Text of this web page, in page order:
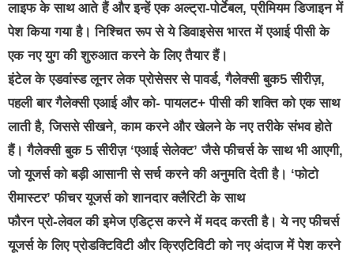
लाइफ के साथ आते हैं और इन्‍हें एक अल्ट्रा-पोर्टेबल, प्रीमियम डिजाइन में
पेश किया गया है। निश्चित रूप से ये डिवाइसेस भारत में एआई पीसी के
एक नए युग की शुरुआत करने के लिए तैयार हैं।
इंटेल के एडवांस्‍ड लूनर लेक प्रोसेसर से पावर्ड, गैलेक्सी बुक5 सीरीज़,
पहली बार गैलेक्सी एआई और को- पायलट+ पीसी की शक्ति को एक साथ
लाती है, जिससे सीखने, काम करने और खेलने के नए तरीके संभव होते
हैं। गैलेक्सी बुक 5 सीरीज़ ‘एआई सेलेक्ट’ जैसे फीचर्स के साथ भी आएगी,
जो यूजर्स को बड़ी आसानी से सर्च करने की अनुमति देती है। ‘फोटो
रीमास्टर’ फीचर यूजर्स को शानदार क्‍लैरिटी के साथ
फौरन प्रो-लेवल की इमेज एडिट्स करने में मदद करती है। ये नए फीचर्स
यूजर्स के लिए प्रोडक्टिविटी और क्रिए‍टिविटी को नए अंदाज में पेश करने